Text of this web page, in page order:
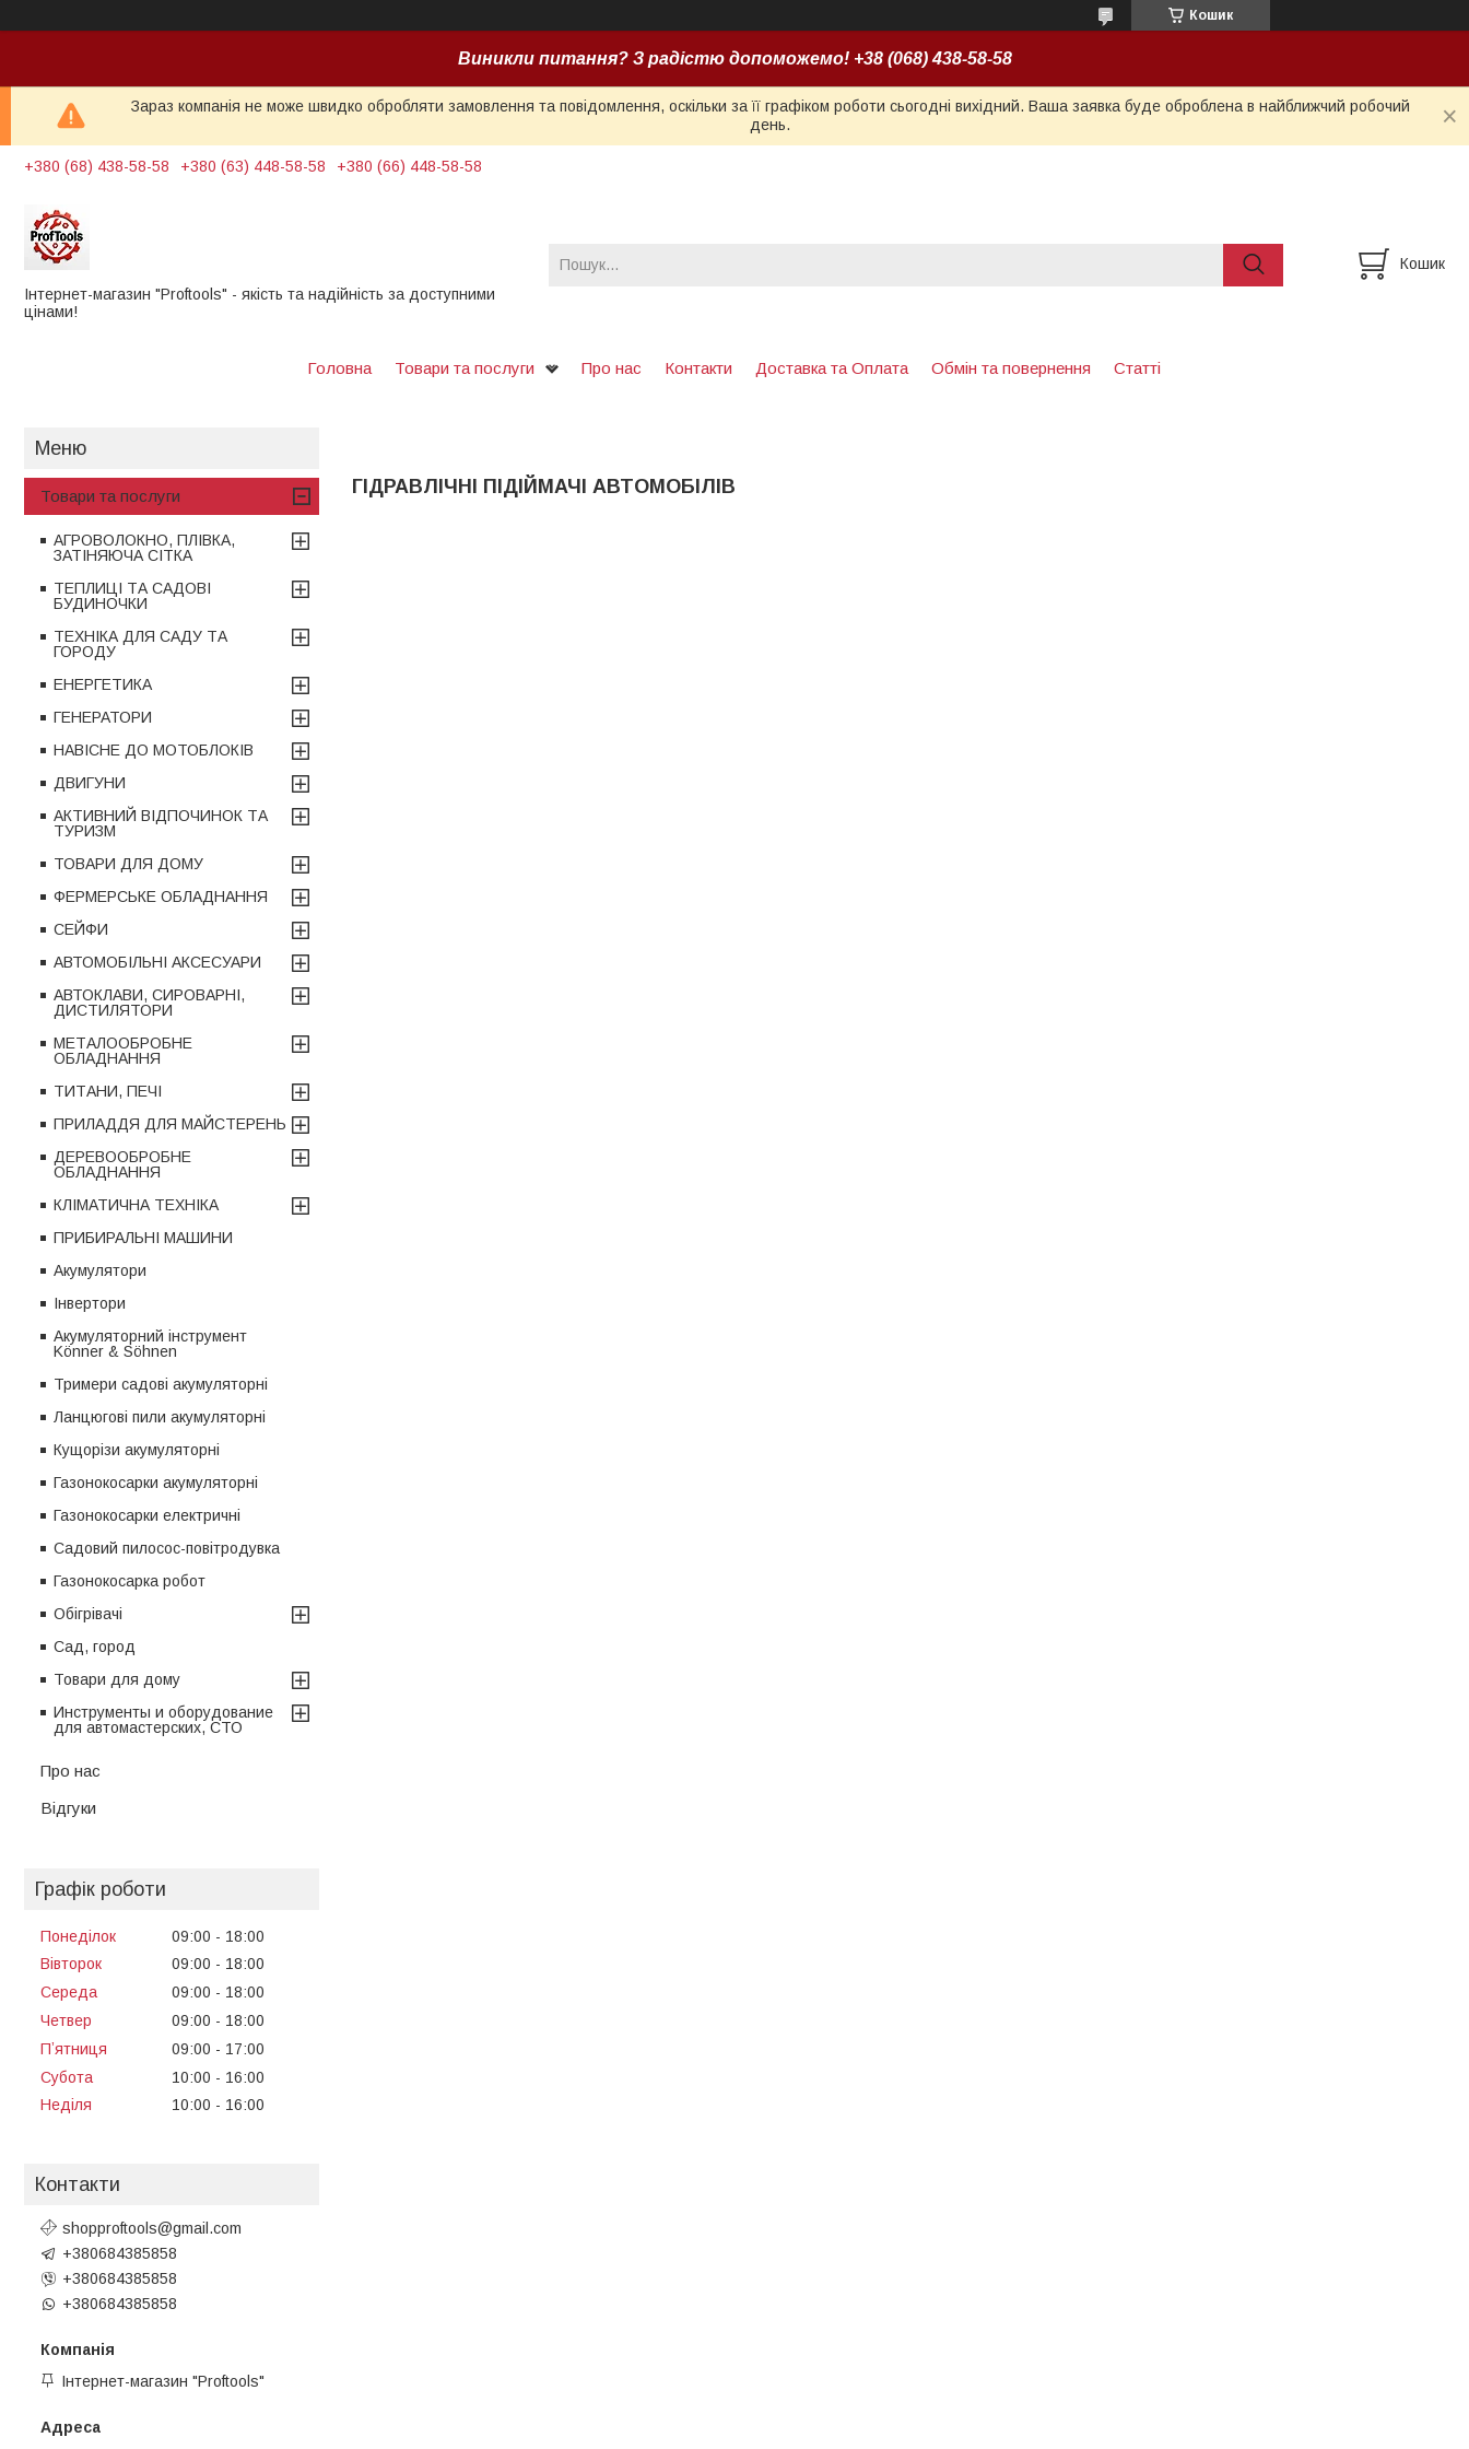
Кошик
Виникли питання? З радістю допоможемо! +38 (068) 438-58-58
Зараз компанія не може швидко обробляти замовлення та повідомлення, оскільки за її графіком роботи сьогодні вихідний. Ваша заявка буде оброблена в найближчий робочий
день.
+380 (68) 438-58-58 +380 (63) 448-58-58 +380 (66) 448-58-58
Інтернет-магазин "Proftools" - якість та надійність за доступними
цінами!
Кошик
Головна Товари та послуги Про нас Контакти Доставка та Оплата Обмін та повернення Статті
ГІДРАВЛІЧНІ ПІДІЙМАЧІ АВТОМОБІЛІВ
Товари та послуги
АГРОВОЛОКНО, ПЛІВКА,
ЗАТІНЯЮЧА СІТКА
ТЕПЛИЦІ ТА САДОВІ
БУДИНОЧКИ
ТЕХНІКА ДЛЯ САДУ ТА
ГОРОДУ
ЕНЕРГЕТИКА
ГЕНЕРАТОРИ
НАВІСНЕ ДО МОТОБЛОКІВ
ДВИГУНИ
АКТИВНИЙ ВІДПОЧИНОК ТА
ТУРИЗМ
ТОВАРИ ДЛЯ ДОМУ
ФЕРМЕРСЬКЕ ОБЛАДНАННЯ
СЕЙФИ
АВТОМОБІЛЬНІ АКСЕСУАРИ
АВТОКЛАВИ, СИРОВАРНІ,
ДИСТИЛЯТОРИ
МЕТАЛООБРОБНЕ
ОБЛАДНАННЯ
ТИТАНИ, ПЕЧІ
ПРИЛАДДЯ ДЛЯ МАЙСТЕРЕНЬ
ДЕРЕВООБРОБНЕ
ОБЛАДНАННЯ
КЛІМАТИЧНА ТЕХНІКА
ПРИБИРАЛЬНІ МАШИНИ
Акумулятори
Інвертори
Акумуляторний інструмент
Könner & Söhnen
Тримери садові акумуляторні
Ланцюгові пили акумуляторні
Кущорізи акумуляторні
Газонокосарки акумуляторні
Газонокосарки електричні
Садовий пилосос-повітродувка
Газонокосарка робот
Обігрівачі
Сад, город
Товари для дому
Инструменты и оборудование
для автомастерских, СТО
Про нас
Відгуки
Графік роботи
Понеділок 09:00
18:00
Вівторок
09:00
18:00
Середа
09:00
18:00
Четвер
09:00
18:00
Пʼятниця
09:00
17:00
Субота
10:00
16:00
Неділя
10:00 16:00
Контакти
shopproftools@gmail.com
+380684385858
+380684385858
+380684385858
Інтернет-магазин "Proftools"